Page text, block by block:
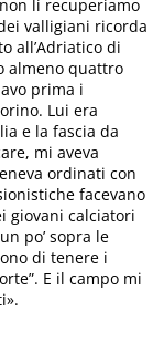
li recuperiamo
valligiani ricorda
all’Adriatico di
almeno quattro
prima i
Lui era
e la fascia da
mi aveva
ordinati con
facevano
giovani calciatori
po’ sopra le
di tenere i
E il campo mi